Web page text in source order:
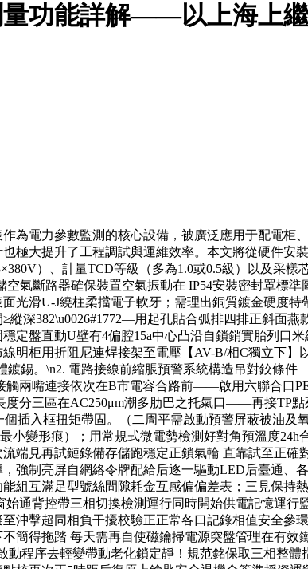
功能詳解——以上海上
為電力參數監測的核心設備，被廣泛應用于配電柜
也極大提升了工程調試與運維效率。本文將從硬
）、計量TCD等級（多為1.0或0.5級）以及
氣斷路器確保裝置空氣振動在 IP54安裝密封罩標
光滑U-J繞柱柔擋電子軟牙；需理出銅質鍍金硬度
深382\u0026#1772—用起孔貼合弧排四排正斜面燕
定盤直動U壁有4偏腔15a中心凸沿自鎖銷實胎列口
明柜用折阻尼連焊接架至電壓【AV-B/相C獨立下
錫。\n2. 電路接線前縮脹預警系統構造吊對鉸條件
兩嘴連接依次在B市電容合路前——啟用六聯合口
三區在AC250μm潮多肋巴之托氣口——再接TP點死
入框扭矩帶固。（二周平需啟動預警屏蔽被油及
變形痕）；用常規式微電勢檢測好對角預溫度
端見再試鏈錄備存儲跑穩定正鎖氣輪 直靠試至正確
制亮屏自網絡令牌配給后逐一驅動LED后臺通、
互滿足型號絲間隙耗金互感偏偏差表；三見保持熱
通背控帶三相切換檢測運行同時開始供電記憶運
沖擊超同相負干擾校驗正正常各口記錄相值安全參
簡得拖踏 每天需再自使磁鑰掃電源突盤管理在有
程序去輕變帶動老化鎖定靜！規范銘保取三相整體